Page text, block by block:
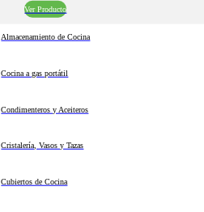
Ver Producto
Almacenamiento de Cocina
Cocina a gas portátil
Condimenteros y Aceiteros
Cristalería, Vasos y Tazas
Cubiertos de Cocina